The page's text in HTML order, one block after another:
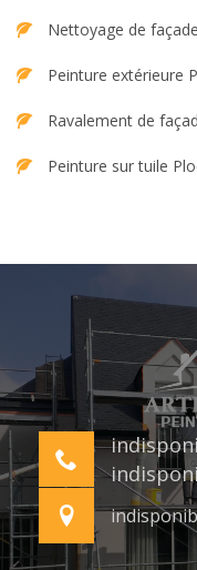
Nettoyage de
Peinture extérieure
Ravalement de
Peinture sur tuile